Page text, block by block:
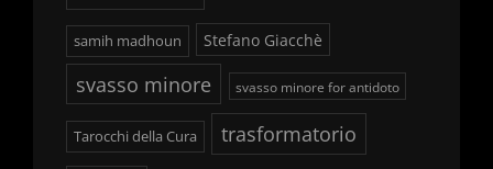
samih madhoun Stefano Giacchè
svasso minore svasso minore for antidoto
Tarocchi della Cura trasformatorio